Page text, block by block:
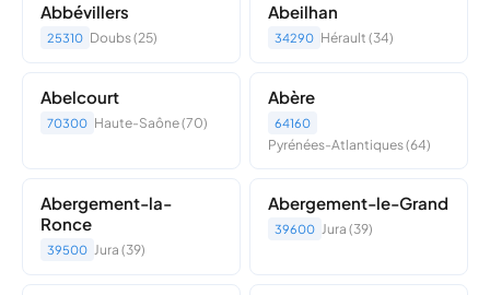
Abbévillers
25310 Doubs (25)
Abeilhan
34290 Hérault (34)
Abelcourt
70300 Haute-Saône (70)
Abère
64160
Pyrénées-Atlantiques (64)
Abergement-la-
Ronce
39500 Jura (39)
Abergement-le-Grand
39600 Jura (39)